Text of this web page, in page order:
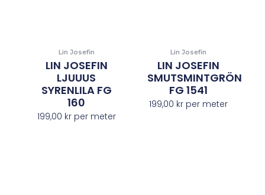
Lin Josefin
LIN JOSEFIN
LJUUUS
SYRENLILA FG
160
199,00 krper meter
Lin Josefin
LIN JOSEFIN
SMUTSMINTGRÖN
FG 1541
199,00 kr per meter